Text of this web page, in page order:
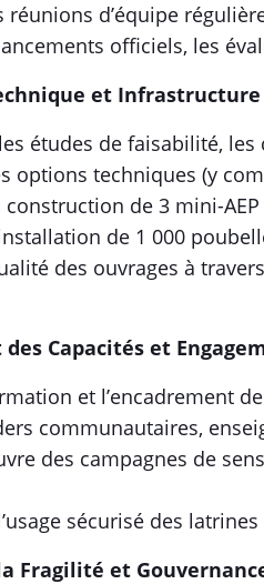
réunions d’équipe
officiels, les
et
études de faisabilité,
options techniques (y
de 3 mini-
de 1 000
des ouvrages à
des Capacités et
et l’encadrement
communautaires,
des campagnes de
sécurisé des
la Fragilité et